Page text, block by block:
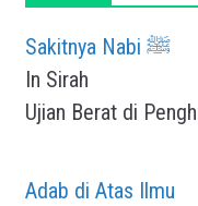
Sakitnya Nabi ﷺ
In Sirah
Adab di Atas Ilmu